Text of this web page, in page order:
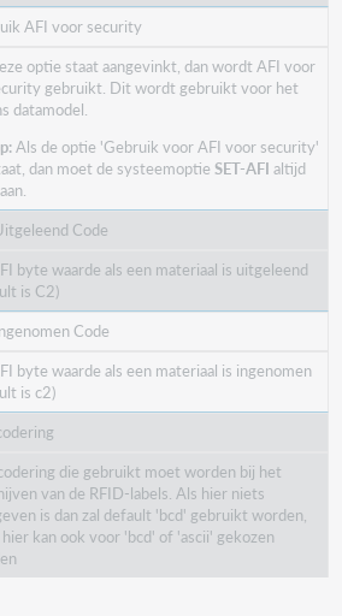
AFI voor security
optie staat aangevinkt, dan wordt AFI voor
gebruikt. Dit wordt gebruikt voor het
datamodel.
:Als de optie 'Gebruik voor AFI voor security'
dan moet de systeemoptie SET-AFI altijd
Code
byte waarde als een materiaal is uitgeleend
is C2)
Code
byte waarde als een materiaal is ingenomen
is c2)
die gebruikt moet worden bij het
van de RFID-labels. Als hier niets
is dan zal default 'bcd' gebruikt worden,
hier kan ook voor 'bcd' of 'ascii' gekozen